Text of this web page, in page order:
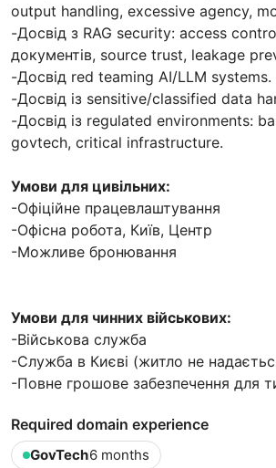
output handling, excessive agency,
-Досвід з RAG security: access
документів, source trust, leakage
-Досвід red teaming AI/LLM systems.
-Досвід із sensitive/classified data
-Досвід із regulated environments:
govtech, critical infrastructure.
Умови для цивільних:
-Офіційне працевлаштування
-Офісна робота, Київ, Центр
-Можливе бронювання
Умови для чинних військових:
-Військова служба
-Служба в Києві (житло не
-Повне грошове забезпечення для
Required domain experience
GovTech6 months